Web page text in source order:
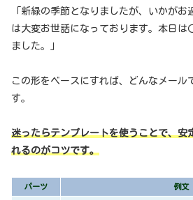
「新緑の季節となりましたが、いかが
は大変お世話になっております。本日は
ました。」
この形をベースにすれば、どんなメール
す。
迷ったらテンプレートを使うことで、安
れるのがコツです。
パーツ 例文